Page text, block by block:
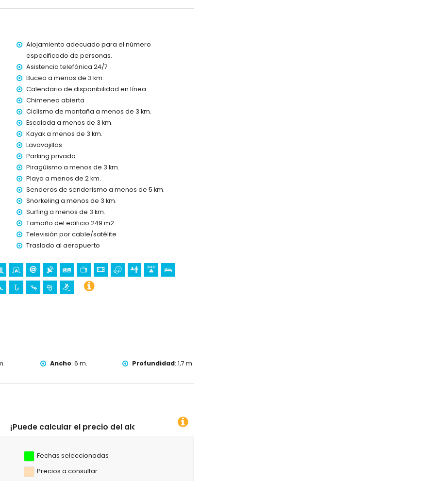
de la villa)
(a menos de 2 kilómetros de la villa)
villa
kilómetros de la villa)
de 3 kilómetros de la villa)
kilómetros de la villa)
kilómetros)
niños
alquiler de la villa
horas
y Jávea) (a menos de 5 kilómetros de la casa)
Loreto, Jávea), ruina (Pueblo Histórico, Jávea),
(Pueblo Histórico, Jávea), lugar histórico
del alojamiento)
escalada, piragüismo, kayak, pesca, buceo, snorkelling y
Alojamiento adecuado para el número
especificado de personas.
Asistencia telefónica 24/7
Buceo a menos de 3 km.
Calendario de disponibilidad en línea
Chimenea abierta
Ciclismo de montaña a menos de 3 km.
Escalada a menos de 3 km.
Kayak a menos de 3 km.
Lavavajillas
Parking privado
Piragüismo a menos de 3 km.
Playa a menos de 2 km.
Senderos de senderismo a menos de 5 km.
Snorkeling a menos de 3 km.
Surfing a menos de 3 km.
Tamaño del edificio 249 m2.
Televisión por cable/satélite
Traslado al aeropuerto
Ancho: 6 m. Profundidad: 1,7 m.
del alquiler haciendo clic en las fechas de llegada y salida deseadas!
Fechas seleccionadas
Precios a consultar